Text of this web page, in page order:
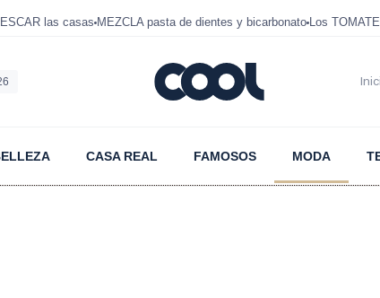
las casas MEZCLA pasta de dientes y bicarbonato Los
CASA REAL FAMOSOS MODA